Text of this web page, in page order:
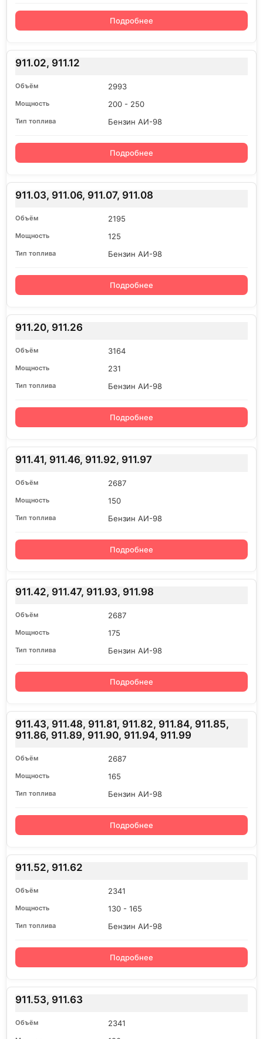
Подробнее
911.02, 911.12
2993
200 - 250
Бензин АИ-98
Подробнее
911.03, 911.06, 911.07, 911.08
2195
125
Бензин АИ-98
Подробнее
911.20, 911.26
3164
231
Бензин АИ-98
Подробнее
911.41, 911.46, 911.92, 911.97
2687
150
Бензин АИ-98
Подробнее
911.42, 911.47, 911.93, 911.98
2687
175
Бензин АИ-98
Подробнее
911.43, 911.48, 911.81, 911.82, 911.84, 911.85,
911.86, 911.89, 911.90, 911.94, 911.99
2687
165
Бензин АИ-98
Подробнее
911.52, 911.62
2341
130 - 165
Бензин АИ-98
Подробнее
911.53, 911.63
2341